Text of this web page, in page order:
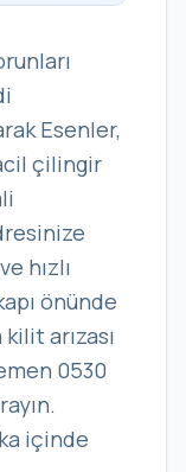
Esenler,
çilingir
hızlı
önünde
arızası
0530
içinde